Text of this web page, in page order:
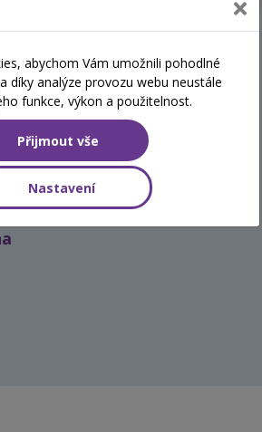
inteligence u
abychom Vám umožnili pohodlné
díky analýze provozu webu neustále
funkce, výkon a použitelnost.
Přijmout vše
Nastavení